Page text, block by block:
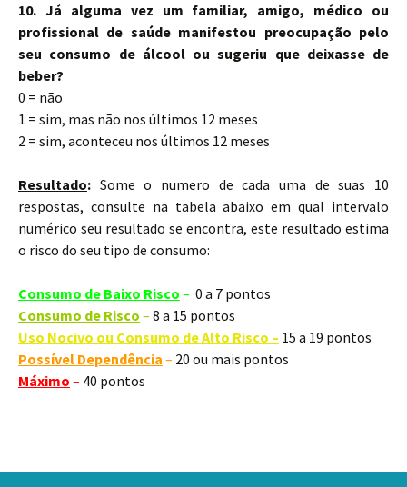
10. Já alguma vez um familiar, amigo, médico ou
profissional de saúde manifestou preocupação pelo
seu consumo de álcool ou sugeriu que deixasse de
beber?
0 = não
1 = sim, mas não nos últimos 12 meses
2 = sim, aconteceu nos últimos 12 meses
Resultado: Some o numero de cada uma de suas 10
respostas, consulte na tabela abaixo em qual intervalo
numérico seu resultado se encontra, este resultado estima
o risco do seu tipo de consumo:
Consumo de Baixo Risco – 0 a 7 pontos
Consumo de Risco – 8 a 15 pontos
Uso Nocivo ou Consumo de Alto Risco – 15 a 19 pontos
Possível Dependência – 20 ou mais pontos
Máximo – 40 pontos